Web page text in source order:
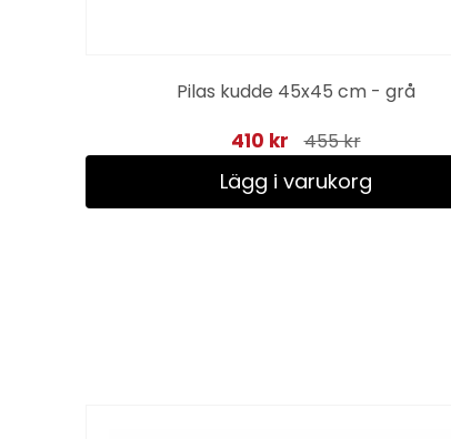
Pilas kudde 45x45 cm - grå
410 kr 455 kr
Lägg i varukorg